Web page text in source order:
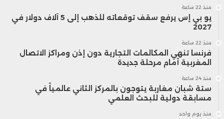
منذ 22 ساعة
يو بي إس يرفع سقف توقعاته للذهب إلى 5 آلاف دولار في
2027
منذ 22 ساعة
فرنسا تنهي المكالمات التجارية دون إذن ومراكز الاتصال
المغربية أمام مرحلة جديدة
منذ 24 ساعة
ستة شبان مغاربة يتوجون بالمركز الثاني عالمياً في
مسابقة دولية للبحث العلمي
منذ يوم واحد